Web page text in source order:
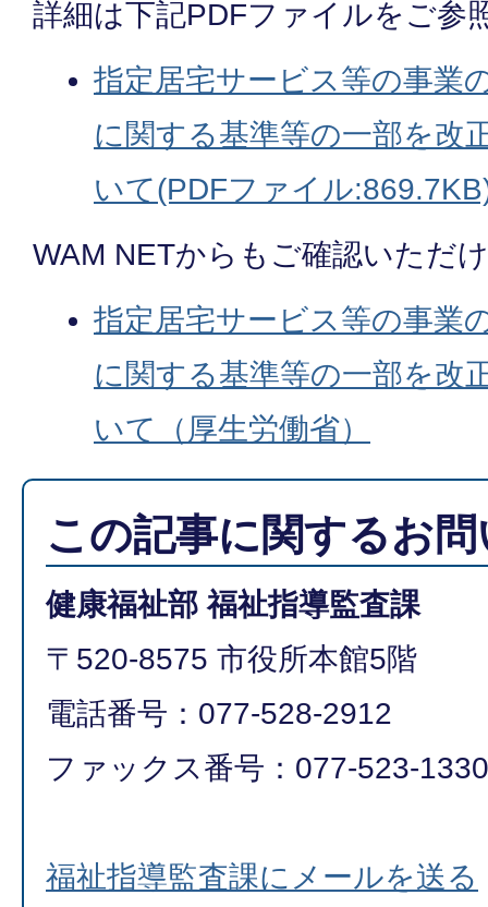
詳細は下記PDFファイルをご参
指定居宅サービス等の事業
に関する基準等の一部を改
いて(PDFファイル
WAM NETからもご確認いただ
指定居宅サービス等の事業
に関する基準等の一部を改
いて（厚生労働省）
この記事に関するお
健康福祉部 福祉指導監査課
〒520-8575 市役所本館5階
電話番号：077-528-2912
ファックス番号：077-523-1330
福祉指導監査課にメールを送る